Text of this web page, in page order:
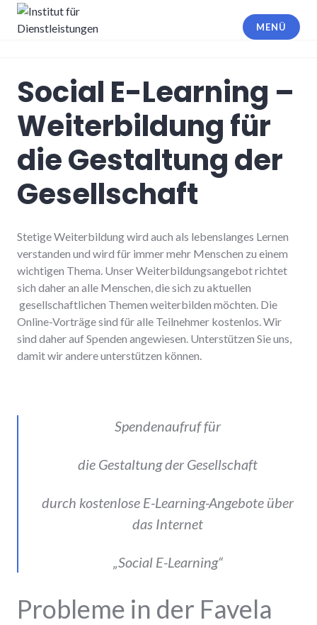
Zum
Inhalt
MENÜ
Social E-Learning –
Weiterbildung für
die Gestaltung der
Gesellschaft
Stetige Weiterbildung wird auch als lebenslanges Lernen
verstanden und wird für immer mehr Menschen zu einem
wichtigen Thema. Unser Weiterbildungsangebot richtet
sich daher an alle Menschen, die sich zu aktuellen
gesellschaftlichen Themen weiterbilden möchten. Die
Online-Vorträge sind für alle Teilnehmer kostenlos. Wir
sind daher auf Spenden angewiesen. Unterstützen Sie uns,
damit wir andere unterstützen können.
Spendenaufruf für
die Gestaltung der Gesellschaft
durch kostenlose E-Learning-Angebote über
das Internet
„Social E-Learning“
Probleme in der Favela